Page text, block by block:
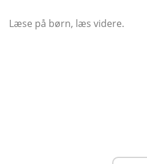
Læse på børn, læs videre.